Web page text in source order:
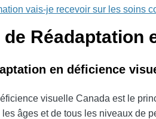
vais-je recevoir sur les soins
Réadaptation
en déficience
visuelle Canada est le
âges et de tous les niveaux de